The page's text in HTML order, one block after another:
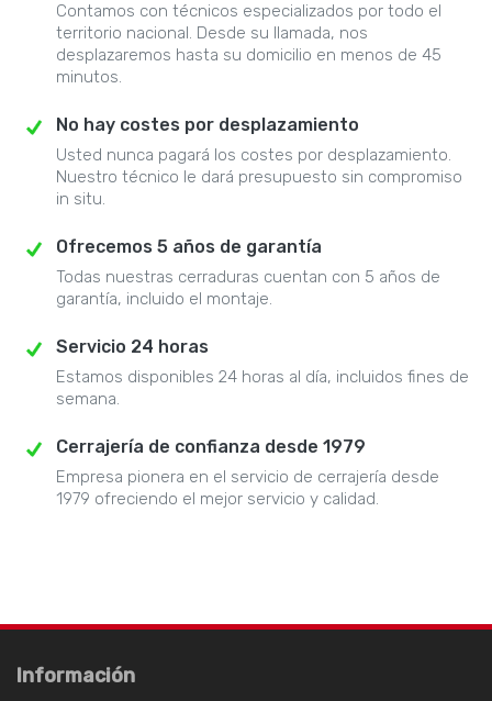
Contamos con técnicos especializados por todo el
territorio nacional. Desde su llamada, nos
desplazaremos hasta su domicilio en menos de 45
minutos.
No hay costes por desplazamiento
Usted nunca pagará los costes por desplazamiento.
Nuestro técnico le dará presupuesto sin compromiso
in situ.
Ofrecemos 5 años de garantía
Todas nuestras cerraduras cuentan con 5 años de
garantía, incluido el montaje.
Servicio 24 horas
Estamos disponibles 24 horas al día, incluidos fines de
semana.
Cerrajería de confianza desde 1979
Empresa pionera en el servicio de cerrajería desde
1979 ofreciendo el mejor servicio y calidad.
Información